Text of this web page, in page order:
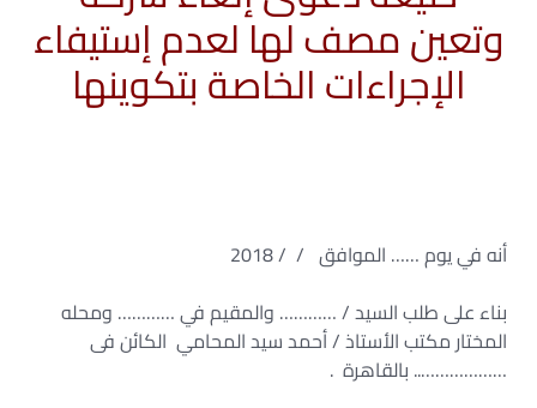
وتعين مصف لها لعدم إستيفاء
الإجراءات الخاصة بتكوينها
أنه في يوم …… الموافق / / 2018
بناء على طلب السيد / ………… والمقيم في ………… ومحله
المختار مكتب الأستاذ / أحمد سيد المحامي الكائن فى
……………….. بالقاهرة .